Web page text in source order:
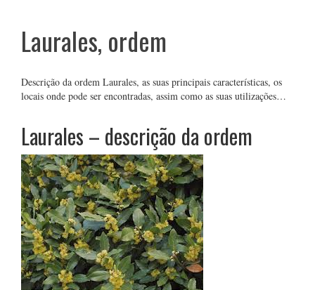
Laurales, ordem
Descrição da ordem Laurales, as suas principais características, os
locais onde pode ser encontradas, assim como as suas utilizações…
Laurales – descrição da ordem